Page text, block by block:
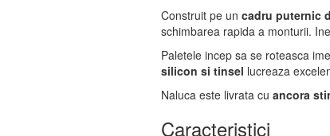
Construit pe un cadru puternic
schimbarea rapida a monturii.
Paletele incep sa se roteasca
silicon si tinsel lucreaza
Naluca este livrata cu ancora
Caracteristici